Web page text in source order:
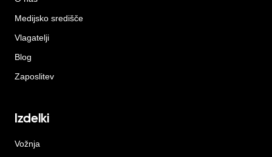
Medijsko središče
Vlagatelji
Blog
Zaposlitev
Izdelki
Vožnja